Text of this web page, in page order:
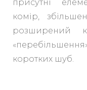
присутні
комір,
розширений
коротких шуб.